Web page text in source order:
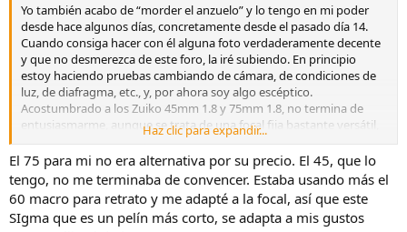
Yo también acabo de “morder el anzuelo” y lo tengo en mi poder
desde hace algunos días, concretamente desde el pasado día 14.
Cuando consiga hacer con él alguna foto verdaderamente decente
y que no desmerezca de este foro, la iré subiendo. En principio
estoy haciendo pruebas cambiando de cámara, de condiciones de
luz, de diafragma, etc., y, por ahora soy algo escéptico.
Acostumbrado a los Zuiko 45mm 1.8 y 75mm 1.8, no termina de
entusiasmarme, aunque se trata de una focal fija bastante versátil,
tiene una aceptable calidad de imagen, un “bokeh” muy agradable y
un enfoque bastante ágil. A ver si le puedo sacar punta y os cuento.
Haz clic para expandir...
El 75 para mi no era alternativa por su precio. El 45, que lo
tengo, no me terminaba de convencer. Estaba usando más el
60 macro para retrato y me adapté a la focal, así que este
SIgma que es un pelín más corto, se adapta a mis gustos